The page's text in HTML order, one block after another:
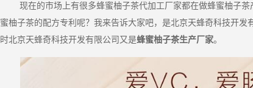
现在的市场上有很多蜂蜜柚子茶代加工厂家都在做蜂蜜柚子茶
蜜柚子茶的配方专利呢？我来告诉大家吧，是北京天蜂奇科技开发
时北京天蜂奇科技开发有限公司又是蜂蜜柚子茶生产厂家。